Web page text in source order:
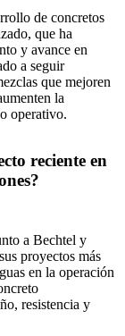
de concretos
que ha
y avance en
a seguir
que mejoren
la
operativo.
reciente en
a Bechtel y
proyectos más
en la operación
resistencia y